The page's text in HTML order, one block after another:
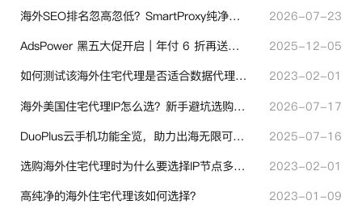
海外SEO排名忽高忽低？SmartProxy纯净住宅IP助力站点权重稳定
2026-07-23
AdsPower 黑五大促开启｜年付 6 折再送半年＋豪礼抽奖
2025-12-05
如何测试该海外住宅代理是否适合数据代理使用？
2023-02-01
海外美国住宅代理IP怎么选？新手避坑选购指南
2026-07-17
DuoPlus云手机功能全览，助力出海无限可能！
2025-07-16
选购海外住宅代理时为什么要选择IP节点多的？有什么区别？
2023-02-01
高纯净的海外住宅代理该如何选择？
2023-01-09